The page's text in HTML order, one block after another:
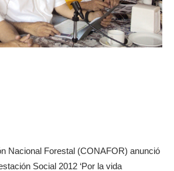
Nacional Forestal (CONAFOR) anunció
Social 2012 ‘Por la vida